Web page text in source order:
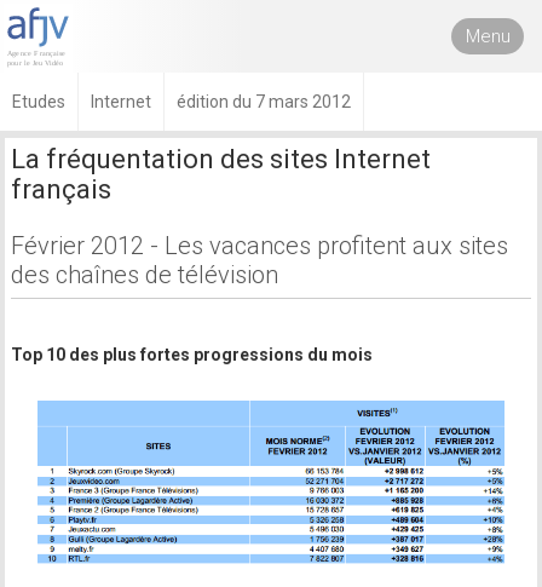
Menu
Etudes Internet édition du 7 mars 2012
La fréquentation des sites Internet
français
Février 2012 - Les vacances profitent aux sites
des chaînes de télévision
Top 10 des plus fortes progressions du mois